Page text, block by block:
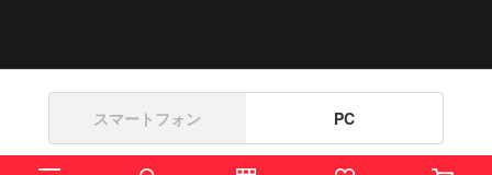
スマートフォン PC